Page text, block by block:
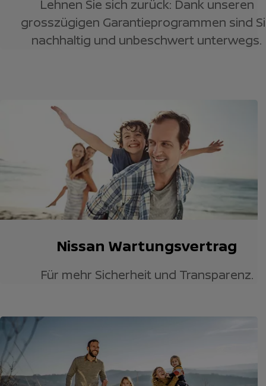
Lehnen Sie sich zurück: Dank unseren
grosszügigen Garantieprogrammen sind
nachhaltig und unbeschwert unterwegs.
Nissan Wartungsvertrag
Für mehr Sicherheit und Transparenz.